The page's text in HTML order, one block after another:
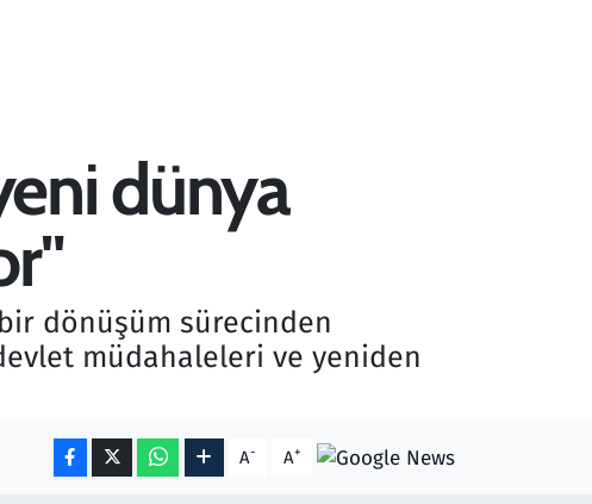
dünya
dönüşüm sürecinden
müdahaleleri ve yeniden
A- A+